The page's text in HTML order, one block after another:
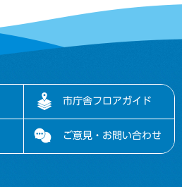
市庁舎フロアガイド
ご意見・お問い合わせ